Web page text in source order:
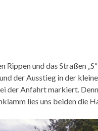
Rippen und das Straßen
der Ausstieg in der
der Anfahrt markiert.
lies uns beiden die